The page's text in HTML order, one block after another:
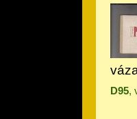
D95,